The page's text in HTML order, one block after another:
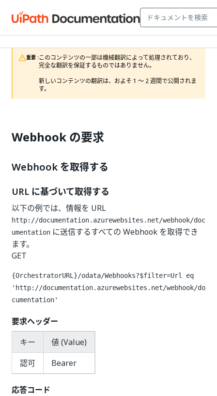
重要 :このコンテンツの一部は機械翻訳によって処理されており、
完全な翻訳を保証するものではありません。
新しいコンテンツの翻訳は、およそ 1 ～ 2 週間で公開されま
す。
Webhook の要求
Webhook を取得する
URL に基づいて取得する
以下の例では、情報を URL
http://documentation.azurewebsites.net/webhook/doc
umentation に送信するすべての Webhook を取得でき
ます。
GET
{OrchestratorURL}/odata/Webhooks?$filter=Url eq
'http://documentation.azurewebsites.net/webhook/do
cumentation'
要求ヘッダー
キー
値 (Value)
認可
Bearer
応答コード